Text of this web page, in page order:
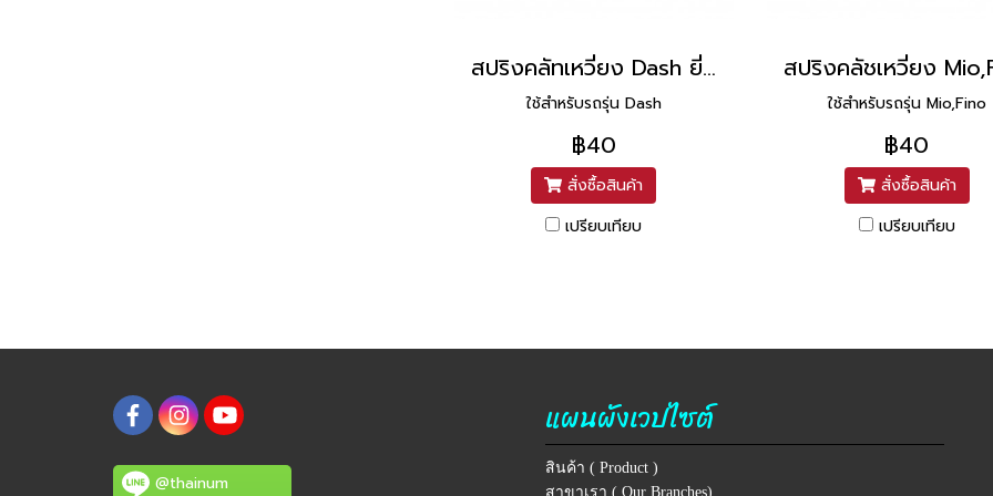
สปริงคลัทเหวี่ยง Dash ยี่ห้อ Washi
ใช้สำหรับรถรุ่น Dash
฿40
สั่งซื้อสินค้า
เปรียบเทียบ
ใช้สำหรับรถรุ่น Mio,Fino
฿40
สั่งซื้อสินค้า
เปรียบเทียบ
@thainum
แผนผังเวปไซต์
สินค้า ( Product )
สาขาเรา ( Our Branches)